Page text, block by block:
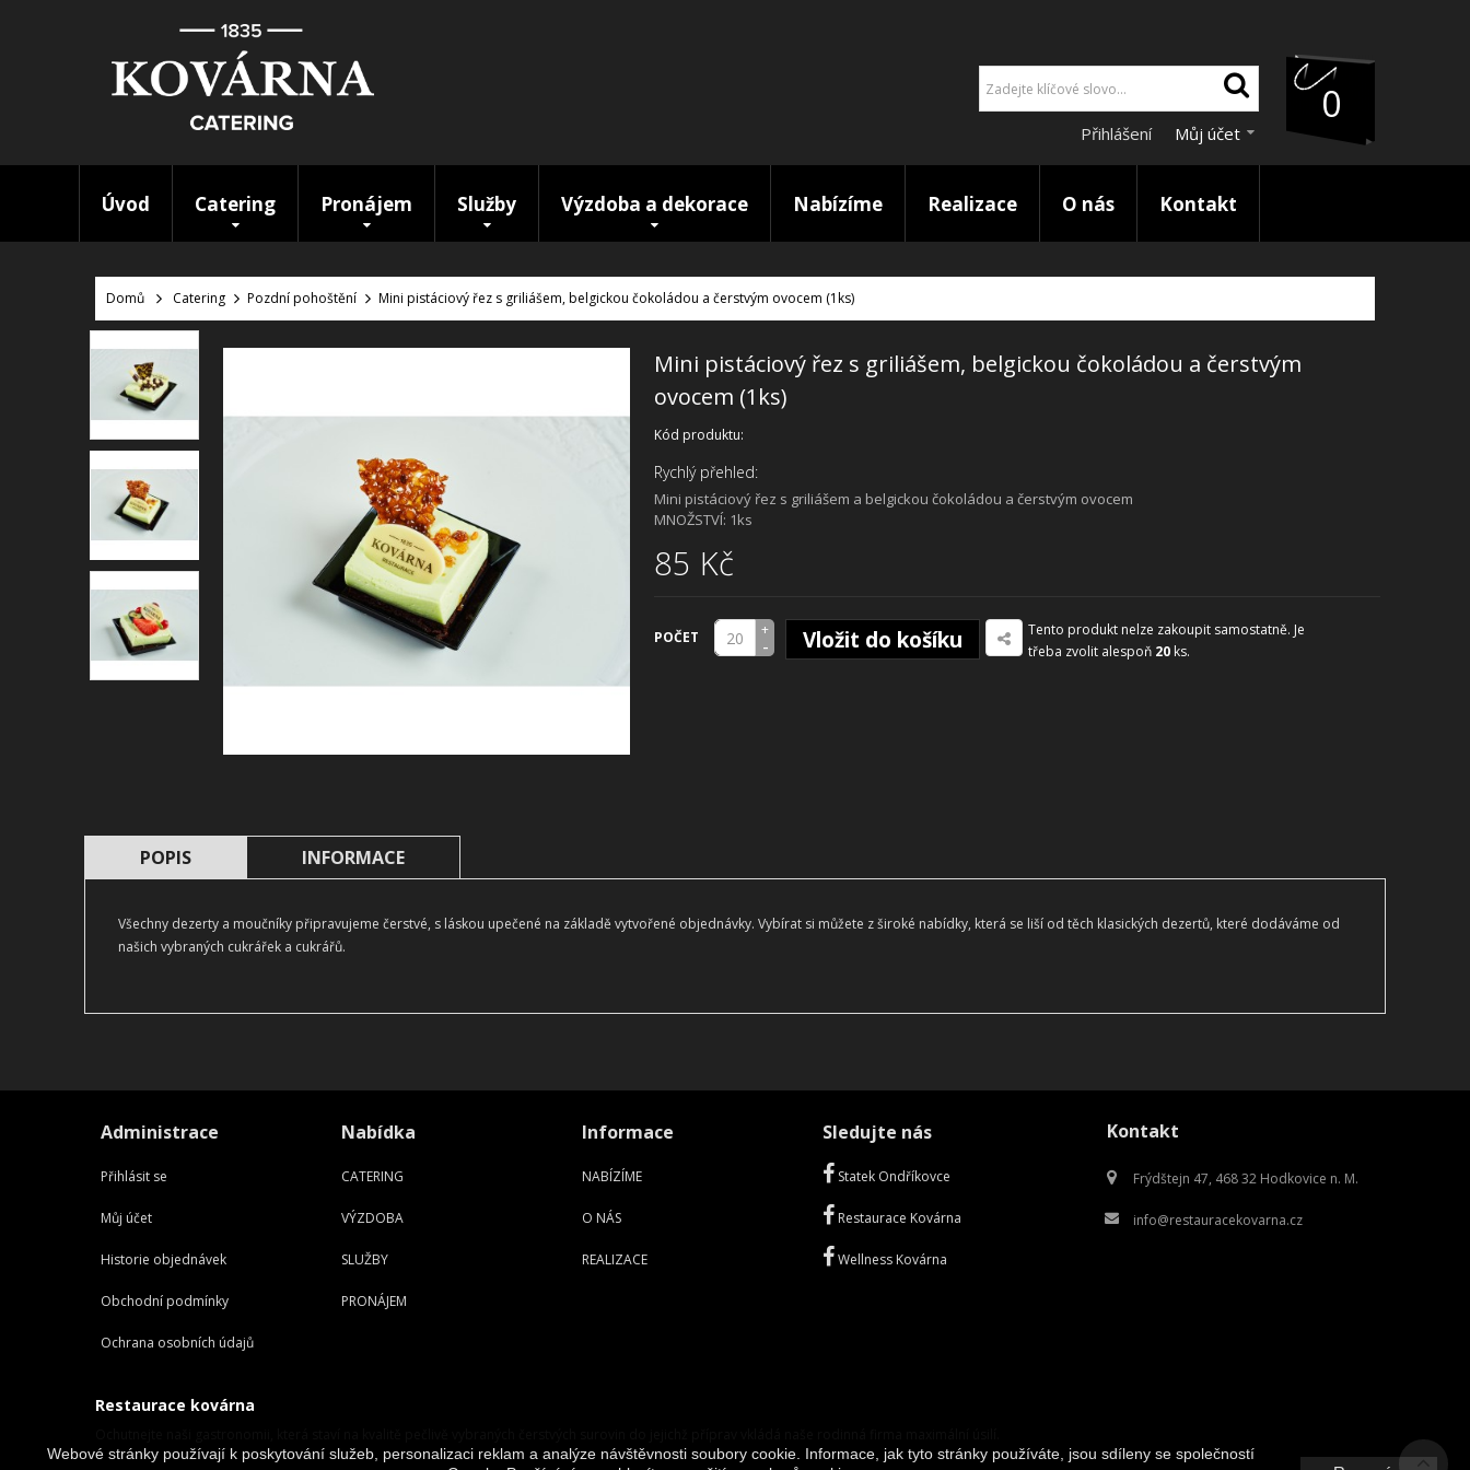
0
Přihlášení Můj účet
Úvod Catering Pronájem Služby Výzdoba a dekorace Nabízíme Realizace O nás Kontakt
Domů Catering Pozdní pohoštění Mini pistáciový řez s griliášem, belgickou čokoládou a čerstvým ovocem (1ks)
Mini pistáciový řez s griliášem, belgickou čokoládou a čerstvým
ovocem (1ks)
Kód produktu:
Rychlý přehled:
Mini pistáciový řez s griliášem a belgickou čokoládou a čerstvým ovocem
MNOŽSTVÍ: 1ks
85 Kč
POČET +
- Vložit do košíku
Tento produkt nelze zakoupit samostatně. Je
třeba zvolit alespoň 20 ks.
POPIS INFORMACE
Všechny dezerty a moučníky připravujeme čerstvé, s láskou upečené na základě vytvořené objednávky. Vybírat si můžete z široké nabídky, která se liší od těch klasických dezertů, které dodáváme od
našich vybraných cukrářek a cukrářů.
Administrace
Přihlásit se
Můj účet
Historie objednávek
Obchodní podmínky
Ochrana osobních údajů
Nabídka
CATERING
VÝZDOBA
SLUŽBY
PRONÁJEM
Informace
NABÍZÍME
O NÁS
REALIZACE
Sledujte nás
Statek Ondříkovce
Restaurace Kovárna
Wellness Kovárna
Kontakt
Frýdštejn 47, 468 32 Hodkovice n. M.
info@restauracekovarna.cz
Webové stránky používají k poskytování služeb, personalizaci reklam a analýze návštěvnosti soubory cookie. Informace, jak tyto stránky používáte, jsou sdíleny se společností
Restaurace kovárna